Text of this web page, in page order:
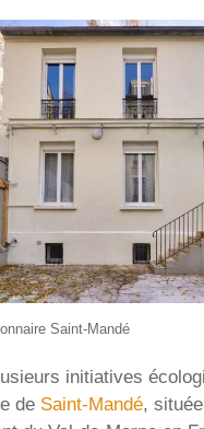
Saint-Mandé
initiatives
de Saint-Mandé,